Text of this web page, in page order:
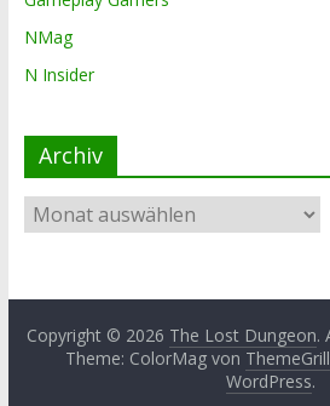
NMag
N Insider
Archiv
Archiv
Copyright © 2026 The Lost Dungeon.
Theme: ColorMag von ThemeGrill
WordPress.